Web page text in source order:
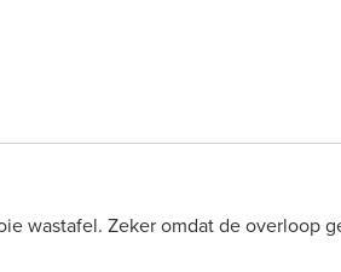
wastafel. Zeker omdat de overloop